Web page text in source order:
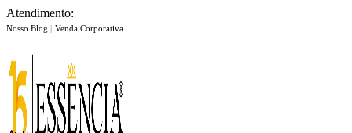
Atendimento:
Nosso Blog | Venda Corporativa